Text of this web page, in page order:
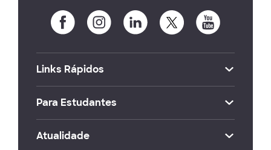
Links Rápidos
Para Estudantes
Atualidade